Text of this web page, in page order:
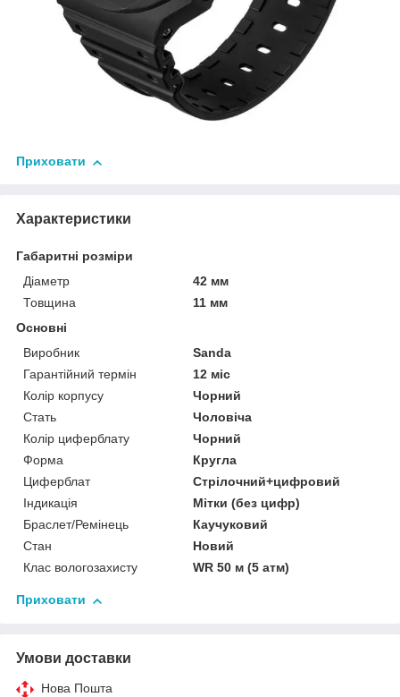
Приховати
Характеристики
Габаритні розміри
Діаметр
42 мм
Товщина
11 мм
Основні
Виробник
Sanda
Гарантійний термін
12 міс
Колір корпусу
Чорний
Стать
Чоловіча
Колір циферблату
Чорний
Форма
Кругла
Циферблат
Стрілочний+цифровий
Індикація
Мітки (без цифр)
Браслет/Ремінець
Каучуковий
Стан
Новий
Клас вологозахисту
WR 50 м (5 атм)
Приховати
Умови доставки
Нова Пошта